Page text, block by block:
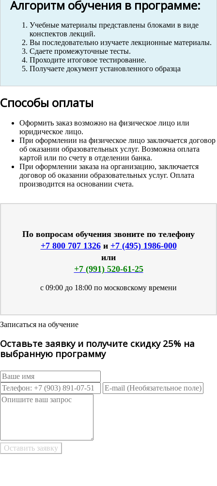
Алгоритм обучения в программе:
Учебные материалы представлены блоками в виде
конспектов лекций.
Вы последовательно изучаете лекционные материалы.
Сдаете промежуточные тесты.
Проходите итоговое тестирование.
Получаете документ установленного образца
Способы оплаты
Оформить заказ возможно на физическое лицо или
юридическое лицо.
При оформлении на физическое лицо заключается договор
об оказании образовательных услуг. Возможна оплата
картой или по счету в отделении банка.
При оформлении заказа на организацию, заключается
договор об оказании образовательных услуг. Оплата
производится на основании счета.
По вопросам обучения звоните по телефону
+7 800 707 1326и +7 (495) 1986-000
или
+7 (991) 520-61-25
с 09:00 до 18:00 по московскому времени
Записаться на обучение
Оставьте заявку и получите скидку 25% на
выбранную программу